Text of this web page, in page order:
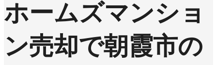
ホームズマンショ
ン売却で朝霞市の